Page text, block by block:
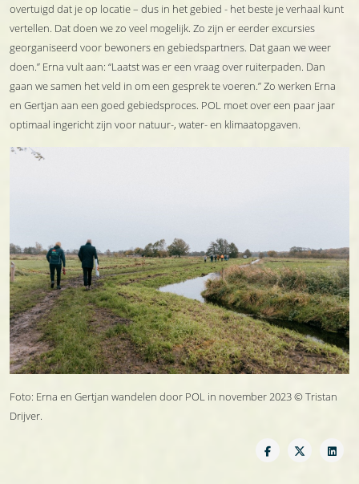
overtuigd dat je op locatie – dus in het gebied - het beste je verhaal kunt
vertellen. Dat doen we zo veel mogelijk. Zo zijn er eerder excursies
georganiseerd voor bewoners en gebiedspartners. Dat gaan we weer
doen.” Erna vult aan: “Laatst was er een vraag over ruiterpaden. Dan
gaan we samen het veld in om een gesprek te voeren.” Zo werken Erna
en Gertjan aan een goed gebiedsproces. POL moet over een paar jaar
optimaal ingericht zijn voor natuur-, water- en klimaatopgaven.
Foto: Erna en Gertjan wandelen door POL in november 2023 © Tristan
Drijver.